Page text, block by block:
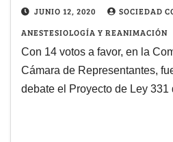
JUNIO 12, 2020
SOCIEDAD
ANESTESIOLOGÍA Y REANIMACIÓN
Con 14 votos a favor, en la
Cámara de Representantes,
debate el Proyecto de Ley 331